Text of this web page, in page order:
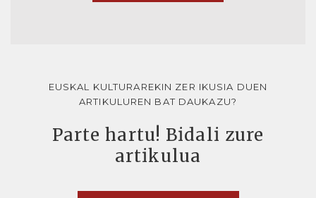
EUSKAL KULTURAREKIN ZER IKUSIA DUEN
ARTIKULUREN BAT DAUKAZU?
Parte hartu! Bidali zure
artikulua